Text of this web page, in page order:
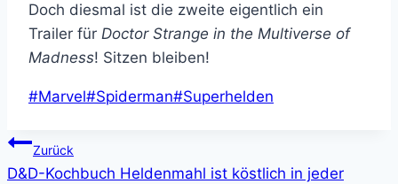
Doch diesmal ist die zweite eigentlich ein
Trailer für Doctor Strange in the Multiverse of
Madness! Sitzen bleiben!
Schlagworte:
#Marvel#Spiderman#Superhelden
Beitragsnavigation
Zurück
D&D-Kochbuch Heldenmahl ist köstlich in jeder